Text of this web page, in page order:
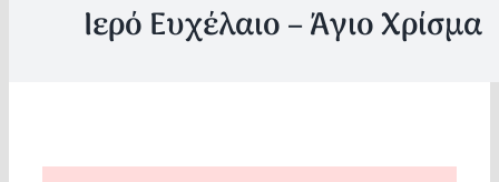
Ιερό Ευχέλαιο – Άγιο Χρίσμα